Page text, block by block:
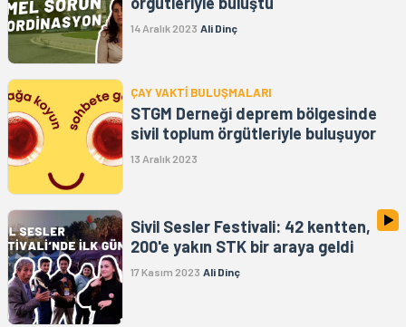
14 Aralık 2023 Ali Dinç
ÇAY VAKTİ BULUŞMALARI
STGM Derneği deprem bölgesinde
sivil toplum örgütleriyle buluşuyor
13 Aralık 2023
Sivil Sesler Festivali: 42 kentten,
200'e yakın STK bir araya geldi
17 Kasım 2023 Ali Dinç